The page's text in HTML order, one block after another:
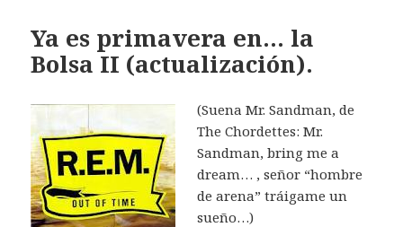
Ya es primavera en… la
Bolsa II (actualización).
(Suena Mr. Sandman, de
The Chordettes: Mr.
Sandman, bring me a
dream… , señor “hombre
de arena” tráigame un
sueño…)